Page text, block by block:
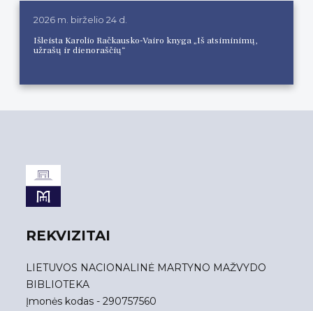
2026 m. birželio 24 d.
Išleista Karolio Račkausko-Vairo knyga „Iš atsiminimų,
užrašų ir dienoraščių“
REKVIZITAI
LIETUVOS NACIONALINĖ MARTYNO MAŽVYDO
BIBLIOTEKA
Įmonės kodas - 290757560